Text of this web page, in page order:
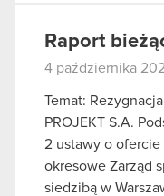
Raport
4 października
Temat:
PROJEKT S.A.
2 ustawy o
okresowe Zarząd
siedzibą w